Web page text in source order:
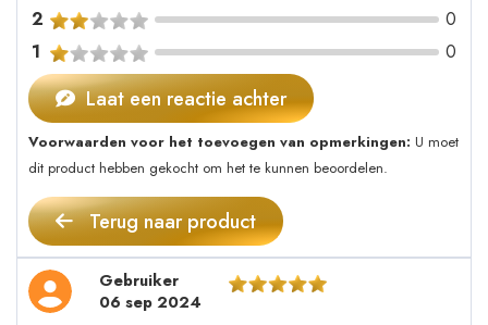
2
0
1
0
Laat een reactie achter
Voorwaarden voor het toevoegen van opmerkingen: U moet
dit product hebben gekocht om het te kunnen beoordelen.
Terug naar product
Gebruiker
06 sep 2024